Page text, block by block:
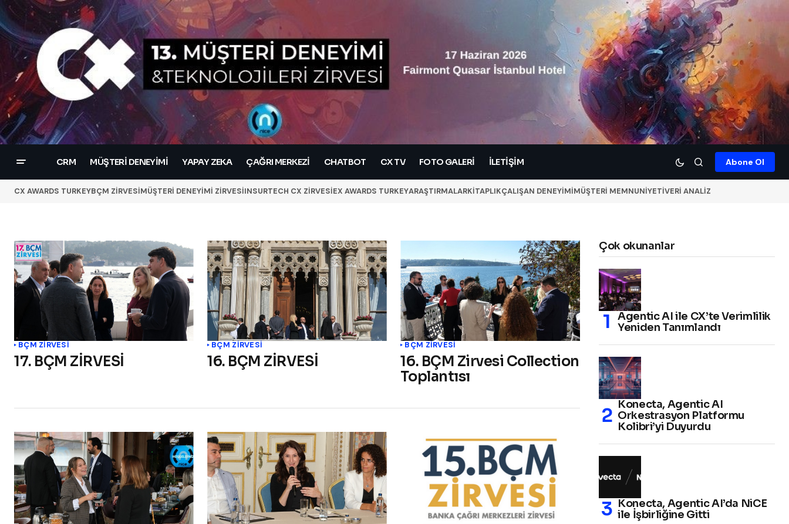
CRM MÜŞTERI DENEYIMI YAPAY ZEKA ÇAĞRI MERKEZI CHATBOT CX TV FOTO GALERİ İLETIŞIM Abone Ol
CX AWARDS TURKEYBÇM ZİRVESİMÜŞTERİ DENEYİMİ ZİRVESİINSURTECH CX ZİRVESİEX AWARDS TURKEYARAŞTIRMALARKİTAPLIKÇALIŞAN DENEYİMİMÜŞTERİ MEMNUNİYETİVERİ ANALİZ
BÇM ZİRVESİ
17. BÇM ZİRVESİ
BÇM ZİRVESİ
16. BÇM ZİRVESİ
BÇM ZİRVESİ
16. BÇM Zirvesi Collection
Toplantısı
Çok okunanlar
Agentic AI ile CX’te Verimlilik
Yeniden Tanımlandı
Konecta, Agentic AI
Orkestrasyon Platformu
Kolibri’yi Duyurdu
Konecta, Agentic AI’da NiCE
ile İşbirliğine Gitti